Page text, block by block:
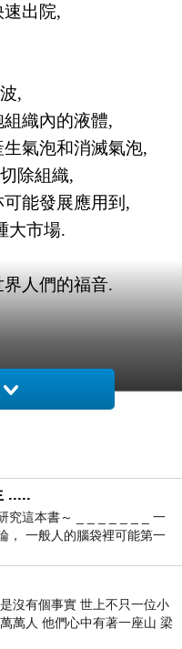
出院,
,
織內的液體,
氣泡和消滅氣泡,
除組織,
能發展應用到,
大市場.
人們的福音.
.....
究這本書～ _ _ _ _ _ _ _ 一
， 一般人的腦袋裡可能第一
科
沒有個事實 世上不只一位小
萬人 他們心中有著一座山 梁
山之高